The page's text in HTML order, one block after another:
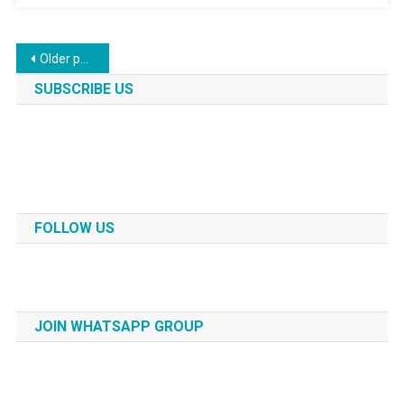
Posts
navigation
Older posts
SUBSCRIBE US
FOLLOW US
JOIN WHATSAPP GROUP